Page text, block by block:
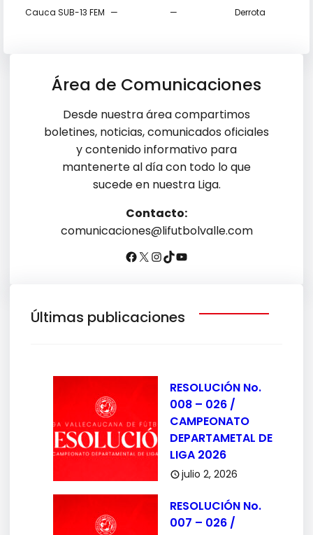
Cauca SUB-13 FEM — — Derrota
Área de Comunicaciones
Desde nuestra área compartimos
boletines, noticias, comunicados oficiales
y contenido informativo para
mantenerte al día con todo lo que
sucede en nuestra Liga.
Contacto:
comunicaciones@lifutbolvalle.com
Últimas publicaciones
RESOLUCIÓN No.
008 – 026 /
CAMPEONATO
DEPARTAMETAL DE
LIGA 2026
julio 2, 2026
RESOLUCIÓN No.
007 – 026 /